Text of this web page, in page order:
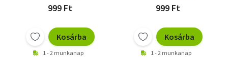
999 Ft
Kosárba
1 - 2 munkanap
999 Ft
Kosárba
1 - 2 munkanap